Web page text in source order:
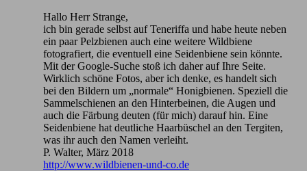
Hallo Herr Strange,
ich bin gerade selbst auf Teneriffa und habe heute neben
ein paar Pelzbienen auch eine weitere Wildbiene
fotografiert, die eventuell eine Seidenbiene sein könnte.
Mit der Google-Suche stoß ich daher auf Ihre Seite.
Wirklich schöne Fotos, aber ich denke, es handelt sich
bei den Bildern um „normale“ Honigbienen. Speziell die
Sammelschienen an den Hinterbeinen, die Augen und
auch die Färbung deuten (für mich) darauf hin. Eine
Seidenbiene hat deutliche Haarbüschel an den Tergiten,
was ihr auch den Namen verleiht.
P. Walter, März 2018
http://www.wildbienen-und-co.de